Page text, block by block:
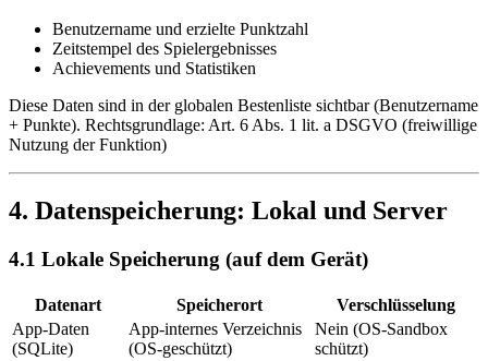
Benutzername und erzielte Punktzahl
Zeitstempel des Spielergebnisses
Achievements und Statistiken
Diese Daten sind in der globalen Bestenliste sichtbar (Benutzername
+ Punkte). Rechtsgrundlage: Art. 6 Abs. 1 lit. a DSGVO (freiwillige
Nutzung der Funktion)
4. Datenspeicherung: Lokal und Server
4.1 Lokale Speicherung (auf dem Gerät)
Datenart Speicherort
Verschlüsselung
App-Daten
(SQLite)
App-internes Verzeichnis
(OS-geschützt)
Nein (OS-Sandbox
schützt)